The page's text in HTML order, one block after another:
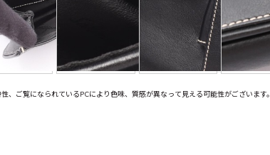
ご覧になられているPCにより色味、質感が異なって見える可能性がございます。